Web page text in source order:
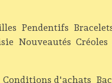
Pendentifs
Nouveautés Créoles
Conditions d'achats